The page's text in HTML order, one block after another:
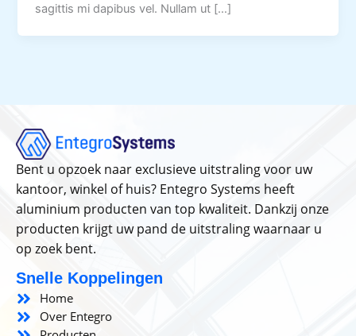
sagittis mi dapibus vel. Nullam ut […]
Bent u opzoek naar exclusieve uitstraling voor uw
kantoor, winkel of huis? Entegro Systems heeft
aluminium producten van top kwaliteit. Dankzij onze
producten krijgt uw pand de uitstraling waarnaar u
op zoek bent.
Snelle Koppelingen
Home
Over Entegro